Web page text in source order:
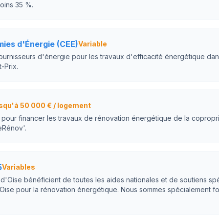
35 %.
d'Énergie (CEE)Variable
d'énergie pour les travaux d'efficacité énergétique
Prix.
50 000 € / logement
financer les travaux de rénovation énergétique de la
Variables
bénéficient de toutes les aides nationales et de soutiens
pour la rénovation énergétique. Nous sommes spécialement